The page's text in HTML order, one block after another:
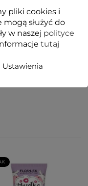
punktowo w
potrzeb
pliki cookies i
służyć do
w naszej polityce
tutaj
Ustawienia